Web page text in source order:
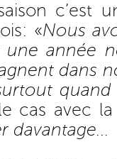
c’est
«Nous
année
dans
cas avec
davantage...